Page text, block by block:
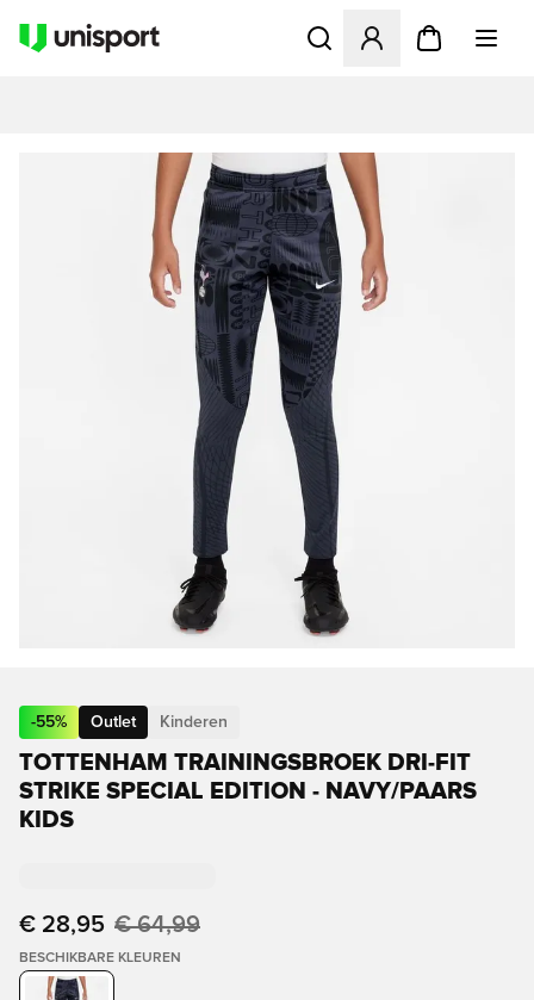
Opent een venster om in
-55% Outlet Kinderen
TOTTENHAM TRAININGSBROEK DRI-FIT
STRIKE SPECIAL EDITION - NAVY/PAARS
KIDS
€ 28,95 € 64,99
BESCHIKBARE KLEUREN